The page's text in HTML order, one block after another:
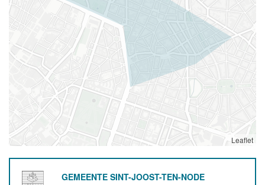
Leaflet
GEMEENTE SINT-JOOST-TEN-NODE